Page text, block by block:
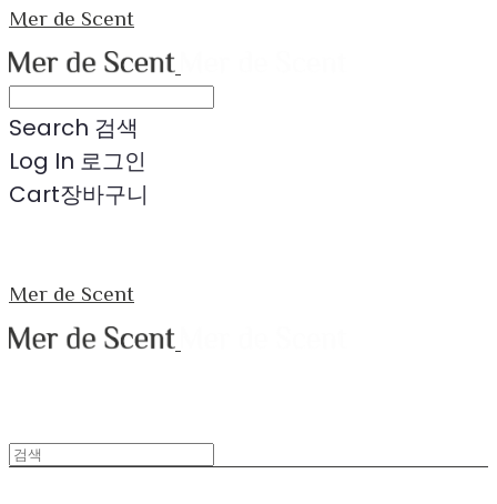
Mer de Scent
Search 검색
Log In 로그인
Cart장바구니
Mer de Scent